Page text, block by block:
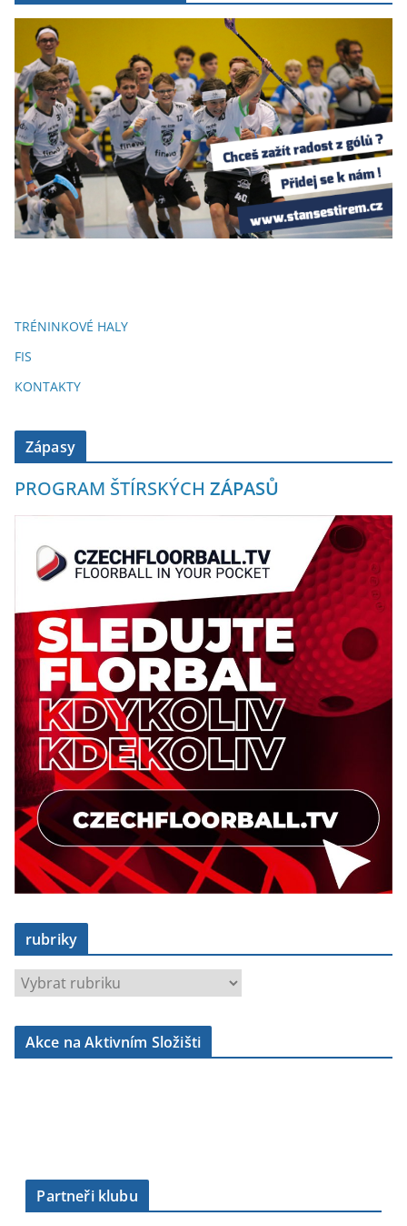
TRÉNINKOVÉ HALY
FIS
KONTAKTY
Zápasy
PROGRAM ŠTÍRSKÝCH ZÁPASŮ
rubriky
u
b
Akce na Aktivním Složišti
Partneři klubu